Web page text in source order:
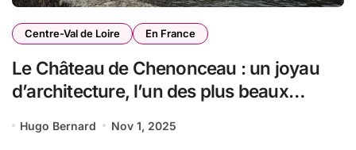
Centre-Val de Loire En France
Le Château de Chenonceau : un joyau
d’architecture, l’un des plus beaux
Hugo Bernard Nov 1, 2025